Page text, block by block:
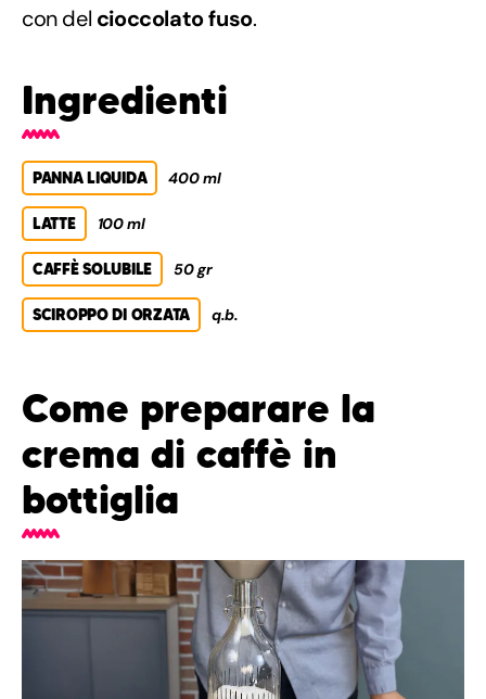
con del cioccolato fuso.
Ingredienti
PANNA LIQUIDA 400 ml
LATTE 100 ml
CAFFÈ SOLUBILE 50 gr
SCIROPPO DI ORZATA q.b.
Come preparare la
crema di caffè in
bottiglia